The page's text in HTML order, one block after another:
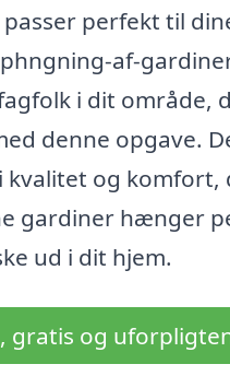
perfekt til
af-
i dit område,
denne opgave.
kvalitet og komfort,
gardiner hænger
ud i dit hjem.
gratis og